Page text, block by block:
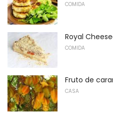
COMIDA
Royal
COMIDA
Fruto de
CASA